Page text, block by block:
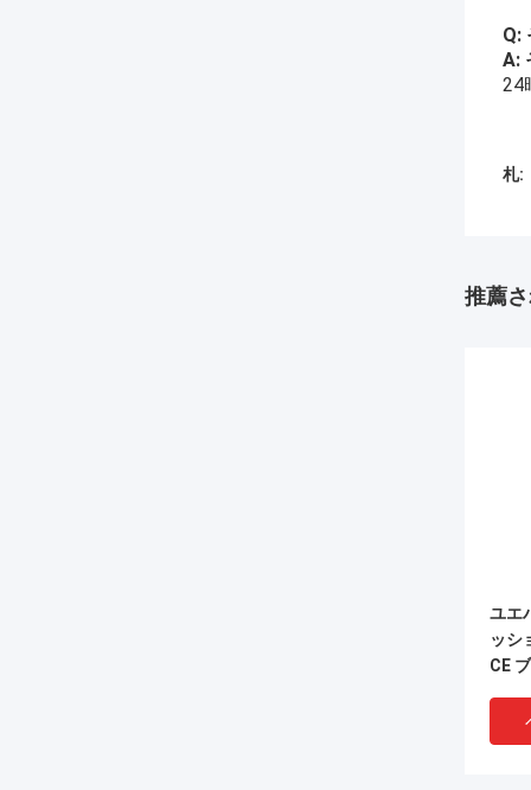
Q:
A:
24
札:
推薦
ユエ
ッシ
CE